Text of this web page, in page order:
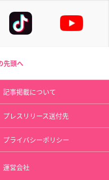
先頭へ
記事掲載について
プレスリリース送付先
プライバシーポリシー
運営会社